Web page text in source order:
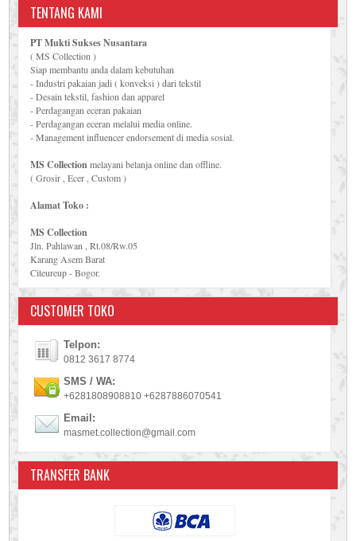
TENTANG KAMI
PT Mukti Sukses Nusantara
( MS Collection )
Siap membantu anda dalam kebutuhan
- Industri pakaian jadi ( konveksi ) dari tekstil
- Desain tekstil, fashion dan apparel
- Perdagangan eceran pakaian
- Perdagangan eceran melalui media online.
- Management influencer endorsement di media sosial.
MS Collectionmelayani belanja online dan offline.
( Grosir , Ecer , Custom )
Alamat Toko :
MS Collection
Jln. Pahlawan , Rt.08/Rw.05
Karang Asem Barat
Citeureup - Bogor.
CUSTOMER TOKO
Telpon:
0812 3617 8774
SMS / WA:
+6281808908810 +6287886070541
Email:
masmet.collection@gmail.com
TRANSFER BANK